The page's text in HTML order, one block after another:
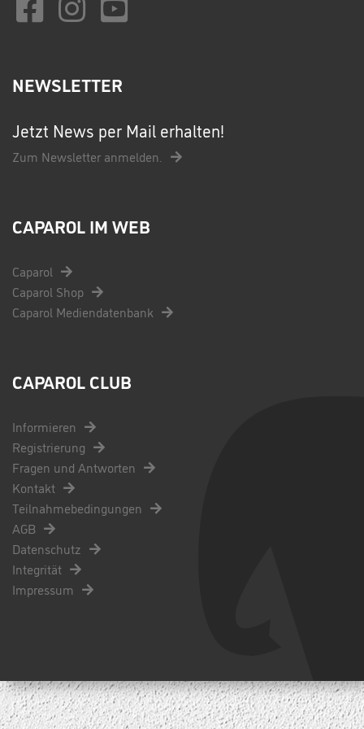
NEWSLETTER
Jetzt News per Mail erhalten!
Zum Newsletter anmelden.
CAPAROL IM WEB
Caparol
Caparol Shop
Caparol Mediendatenbank
CAPAROL CLUB
Informieren
Registrierung
Fragen und Antworten
Kontakt
Teilnahmebedingungen
AGB
Datenschutz
Integrität
Impressum